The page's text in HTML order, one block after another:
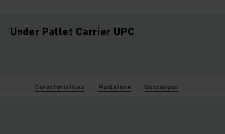
Under Pallet Carrier UPC
Características Mediateca Descargas